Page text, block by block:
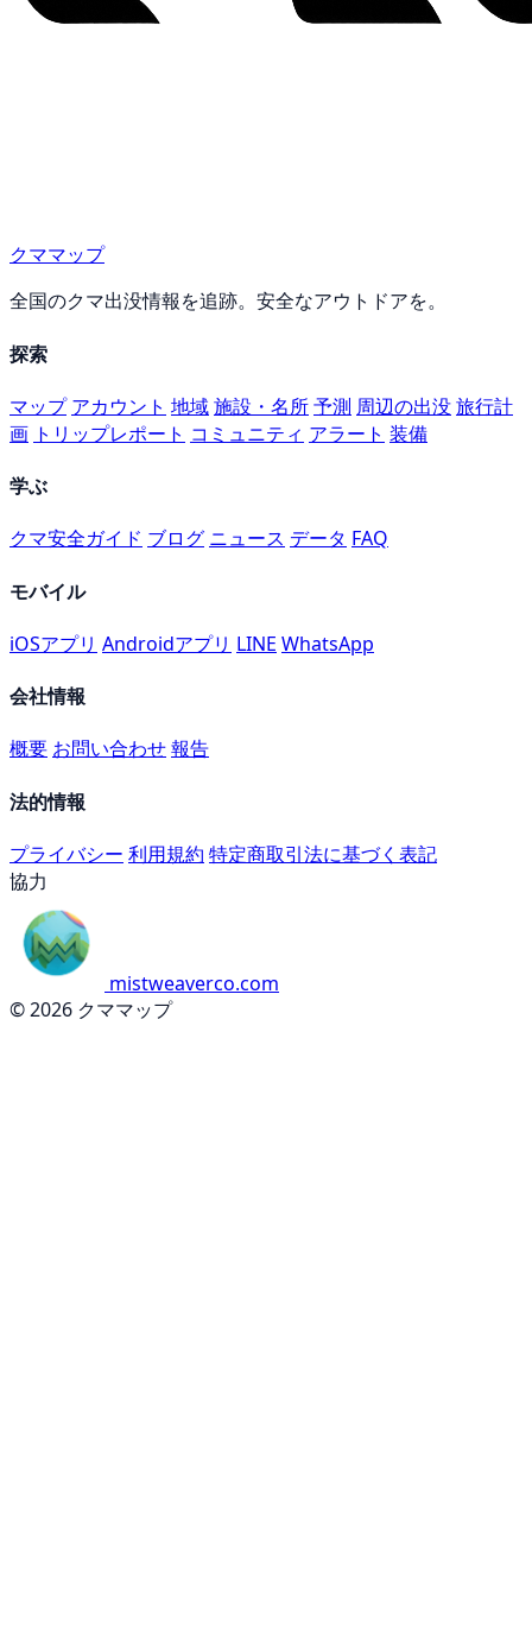
クママップ
全国のクマ出没情報を追跡。安全なアウトドアを。
探索
マップ アカウント 地域施設・名所予測 周辺の出没旅行計
画 トリップレポート コミュニティ アラート 装備
学ぶ
クマ安全ガイド ブログ ニュース データ FAQ
モバイル
iOSアプリ Androidアプリ LINE WhatsApp
会社情報
概要 お問い合わせ報告
法的情報
プライバシー 利用規約 特定商取引法に基づく表記
協力
mistweaverco.com
© 2026 クママップ